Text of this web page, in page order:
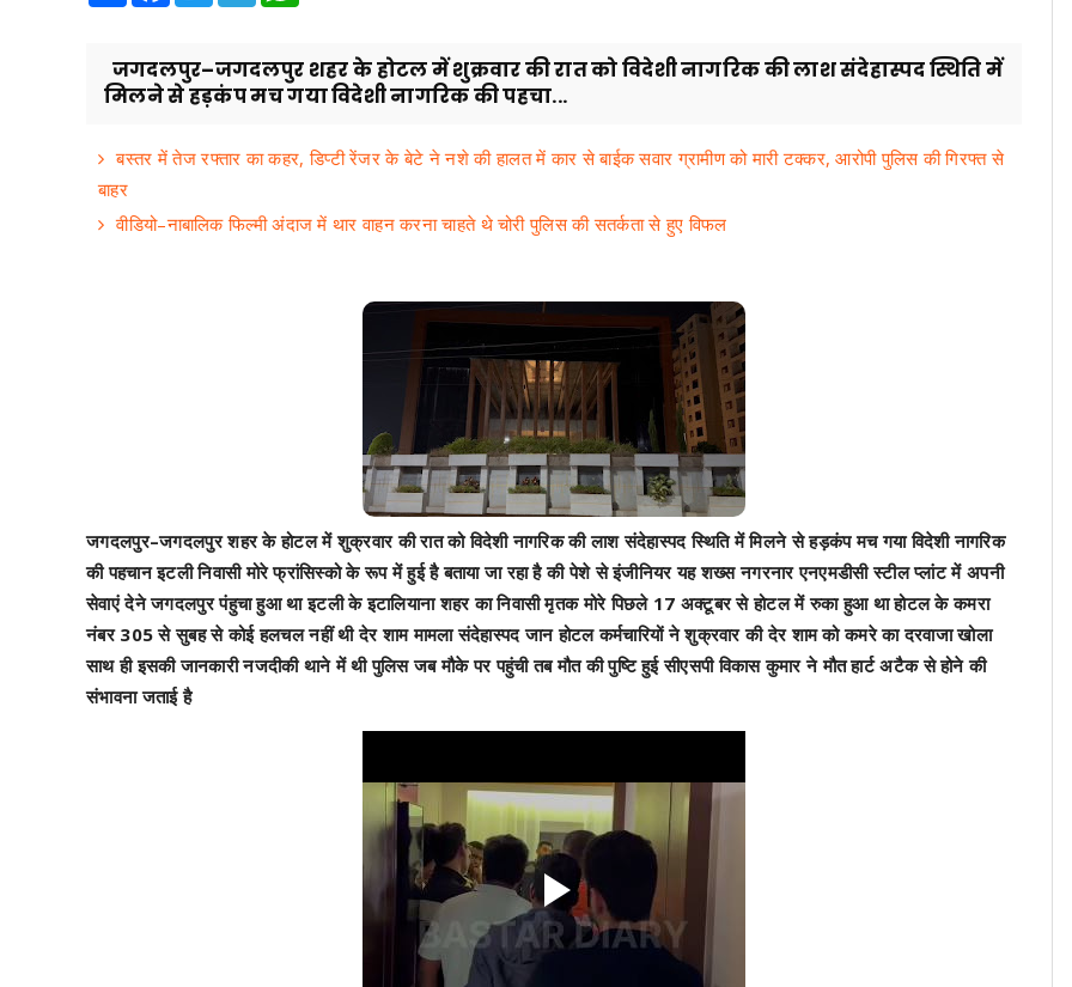
जगदलपुर–जगदलपुर शहर के होटल में शुक्रवार की रात को विदेशी नागरिक की लाश संदेहास्पद स्थिति में
मिलने से हड़कंप मच गया विदेशी नागरिक की पहचा...
बस्तर में तेज रफ्तार का कहर, डिप्टी रेंजर के बेटे ने नशे की हालत में कार से बाईक सवार ग्रामीण को मारी टक्कर, आरोपी पुलिस की गिरफ्त से
बाहर
वीडियो–नाबालिक फिल्मी अंदाज में थार वाहन करना चाहते थे चोरी पुलिस की सतर्कता से हुए विफल
जगदलपुर–जगदलपुर शहर के होटल में शुक्रवार की रात को विदेशी नागरिक की लाश संदेहास्पद स्थिति में मिलने से हड़कंप मच गया विदेशी नागरिक
की पहचान इटली निवासी मोरे फ्रांसिस्को के रूप में हुई है बताया जा रहा है की पेशे से इंजीनियर यह शख्स नगरनार एनएमडीसी स्टील प्लांट में अपनी
सेवाएं देने जगदलपुर पंहुचा हुआ था इटली के इटालियाना शहर का निवासी मृतक मोरे पिछले 17 अक्टूबर से होटल में रुका हुआ था होटल के कमरा
नंबर 305 से सुबह से कोई हलचल नहीं थी देर शाम मामला संदेहास्पद जान होटल कर्मचारियों ने शुक्रवार की देर शाम को कमरे का दरवाजा खोला
साथ ही इसकी जानकारी नजदीकी थाने में थी पुलिस जब मौके पर पहुंची तब मौत की पुष्टि हुई सीएसपी विकास कुमार ने मौत हार्ट अटैक से होने की
संभावना जताई है